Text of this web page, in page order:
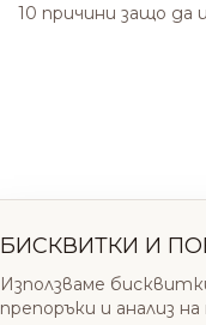
10 причини защо да
БИСКВИТКИ И
Използваме
препоръки и анализ